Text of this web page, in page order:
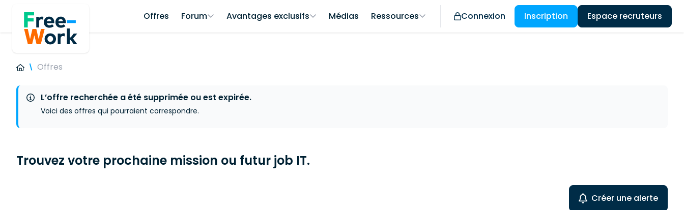
Offres Forum Avantages exclusifs Médias Ressources Connexion Inscription Espace recruteurs
Offres
L’offre recherchée a été supprimée ou est expirée.
Voici des offres qui pourraient correspondre.
Trouvez votre prochaine mission ou futur job IT.
Créer une alerte